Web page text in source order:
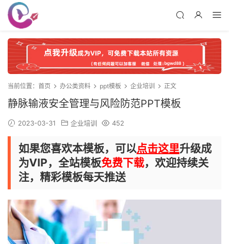
当前位置： 首页 办公类资料 ppt模板 企业培训 正文
静脉输液安全管理与风险防范PPT模板
2023-03-31 企业培训 452
如果您喜欢本模板，可以点击这里升级成
为VIP，全站模板免费下载，欢迎持续关
注，精彩模板每天推送